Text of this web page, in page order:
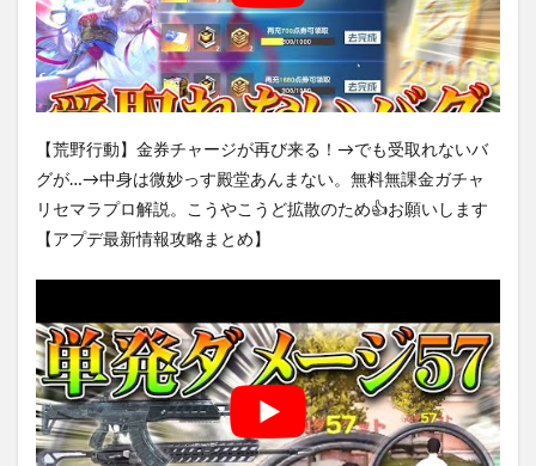
【荒野行動】金券チャージが再び来る！→でも受取れないバ
グが…→中身は微妙っす殿堂あんまない。無料無課金ガチャ
リセマラプロ解説。こうやこうど拡散のため👍お願いします
【アプデ最新情報攻略まとめ】